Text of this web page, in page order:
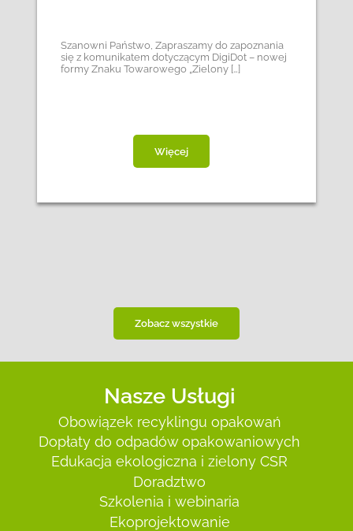
Szanowni Państwo, Zapraszamy do zapoznania
się z komunikatem dotyczącym DigiDot – nowej
formy Znaku Towarowego „Zielony […]
Więcej
Zobacz wszystkie
Nasze Usługi
Obowiązek recyklingu opakowań
Dopłaty do odpadów opakowaniowych
Edukacja ekologiczna i zielony CSR
Doradztwo
Szkolenia i webinaria
Ekoprojektowanie